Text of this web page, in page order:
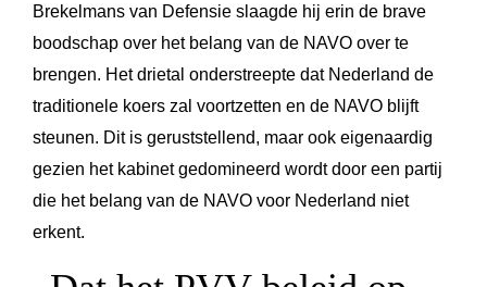
Brekelmans van Defensie slaagde hij erin de brave
boodschap over het belang van de NAVO over te
brengen. Het drietal onderstreepte dat Nederland de
traditionele koers zal voortzetten en de NAVO blijft
steunen. Dit is geruststellend, maar ook eigenaardig
gezien het kabinet gedomineerd wordt door een partij
die het belang van de NAVO voor Nederland niet
erkent.